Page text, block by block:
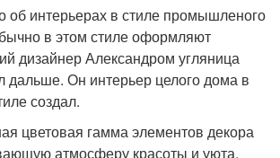
об интерьерах в стиле промышленого
в этом стиле оформляют
дизайнер Александром угляница
дальше. Он интерьер целого дома в
создал.
цветовая гамма элементов декора
атмосферу красоты и уюта.